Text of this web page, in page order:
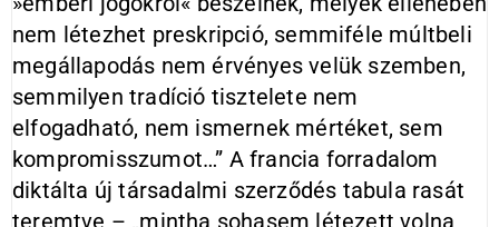
nem létezhet preskripció, semmiféle múltbeli
megállapodás nem érvényes velük szemben,
semmilyen tradíció tisztelete nem
elfogadható, nem ismernek mértéket, sem
kompromisszumot…” A francia forradalom
diktálta új társadalmi szerződés tabula rasát
teremtve – „mintha sohasem létezett volna